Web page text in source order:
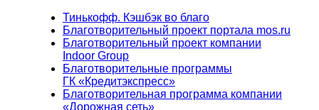
Тинькофф. Кэшбэк во благо
Благотворительный проект портала mos.ru
Благотворительный проект компании
Indoor Group
Благотворительные программы
ГК «Кредитэкспресс»
Благотворительная программа компании
«Дорожная сеть»